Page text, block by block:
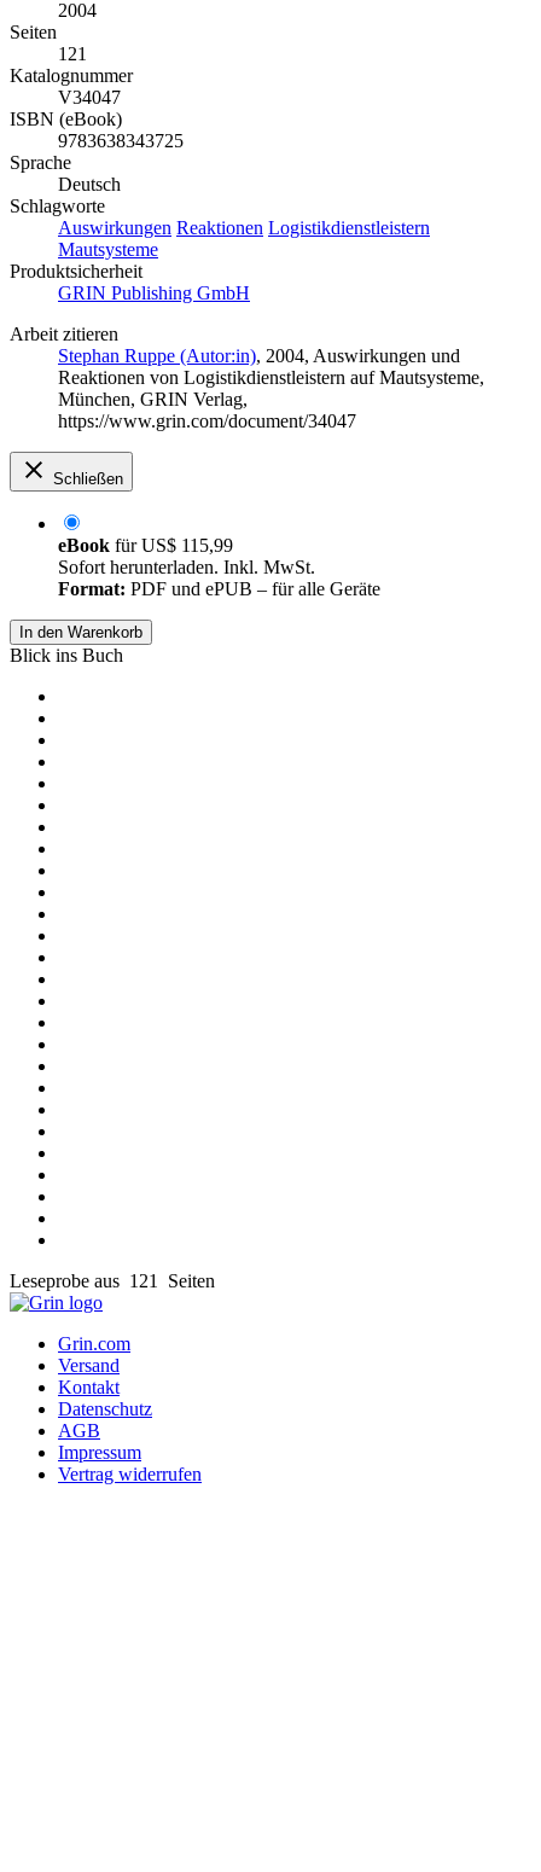
2004
Seiten
121
Katalognummer
V34047
ISBN (eBook)
9783638343725
Sprache
Deutsch
Schlagworte
Auswirkungen Reaktionen Logistikdienstleistern
Mautsysteme
Produktsicherheit
GRIN Publishing GmbH
Arbeit zitieren
Stephan Ruppe (Autor:in), 2004, Auswirkungen und
Reaktionen von Logistikdienstleistern auf Mautsysteme,
München, GRIN Verlag,
https://www.grin.com/document/34047
Schließen
eBook fürUS$ 115,99
Sofort herunterladen. Inkl. MwSt.
Format: PDF und ePUB – für alle Geräte
In den Warenkorb
Blick ins Buch